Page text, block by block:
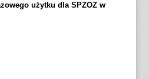
użytku dla SPZOZ w